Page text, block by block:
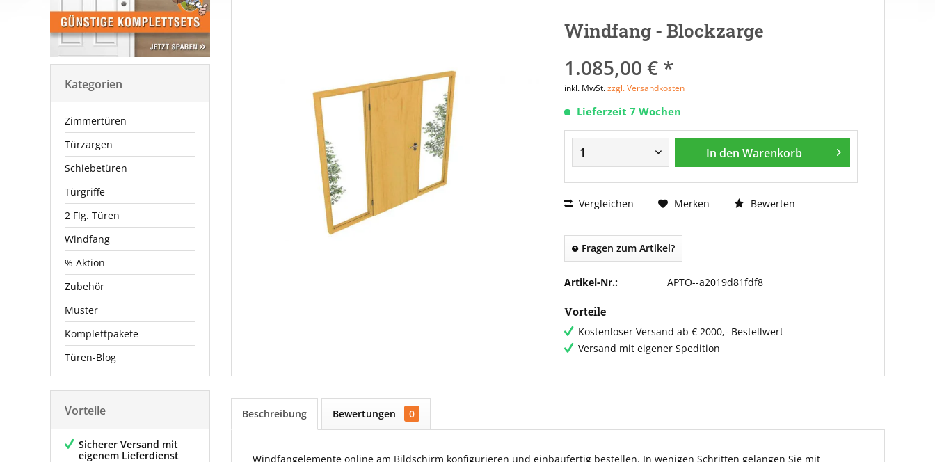
Kategorien
Zimmertüren
Türzargen
Schiebetüren
Türgriffe
2 Flg. Türen
Windfang
% Aktion
Zubehör
Muster
Komplettpakete
Türen-Blog
Vorteile
Sicherer Versand mit
eigenem Lieferdienst
Windfang - Blockzarge
1.085,00 € *
inkl. MwSt.zzgl. Versandkosten
Lieferzeit 7 Wochen
In den Warenkorb
Vergleichen Merken Bewerten
Fragen zum Artikel?
Artikel-Nr.: APTO--a2019d81fdf8
Vorteile
Kostenloser Versand ab € 2000,- Bestellwert
Versand mit eigener Spedition
Beschreibung Bewertungen 0
Windfangelemente online am Bildschirm konfigurieren und einbaufertig bestellen. In wenigen Schritten gelangen Sie mit